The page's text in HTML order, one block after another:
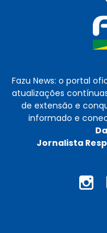
Fazu News: o portal
atualizações
de extensão e
informado e
Jornalista